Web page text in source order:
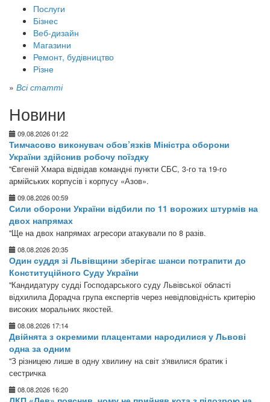
Послуги
Бізнес
Веб-дизайн
Магазини
Ремонт, будівництво
Різне
» Всі статті
Новини
09.08.2026 01:22
Тимчасово виконувач обов’язків Міністра оборони
України здійснив робочу поїздку
"Євгеній Хмара відвідав командні пункти СБС, 3-го та 19-го
армійських корпусів і корпусу «Азов».
09.08.2026 00:59
Сили оборони України відбили по 11 ворожих штурмів на
двох напрямах
"Ще на двох напрямах агресори атакували по 8 разів.
08.08.2026 20:35
Один суддя зі Львівщини зберігає шанси потрапити до
Конституційного Суду України
"Кандидатуру судді Господарського суду Львівської області
відхилила Дорадча група експертів через невідповідність критерію
високих моральних якостей.
08.08.2026 17:14
Двійнята з окремими плацентами народилися у Львові
одна за одним
"З різницею лише в одну хвилину на світ з'явилися братик і
сестричка
08.08.2026 16:20